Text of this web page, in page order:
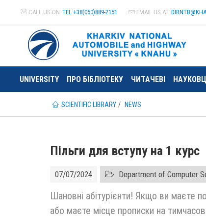
CALL US ON TEL:+38(050)889-2151 EMAIL US AT DIRNTB@
UNIVERSITY ПРО БІБЛІОТЕКУ ЧИТАЧЕВІ
SCIENTIFIC LIBRARY NEWS
Пільги для вступу на 1 курс
07/07/2024 Department of Computer
Шановні абітурієнти! Якщо ви маєте
або маєте місце прописки на